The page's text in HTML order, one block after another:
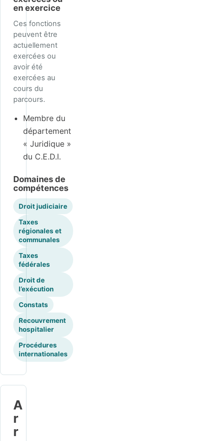
en exercice
Ces fonctions
peuvent être
actuellement
exercées ou
avoir été
exercées au
cours du
parcours.
Membre du
département
« Juridique »
du C.E.D.I.
Domaines de
compétences
Droit judiciaire
Taxes
régionales et
communales
Taxes
fédérales
Droit de
l’exécution
Constats
Recouvrement
hospitalier
Procédures
internationales
A
r
r